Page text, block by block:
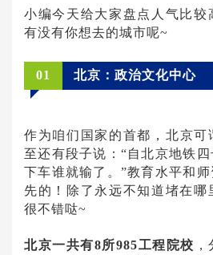
小编今天给大家盘点人气比较
有没有你想去的城市呢~
01 北京：政治文化中心
作为咱们国家的首都，北京可
至还有段子说：“自北京地铁
下车谁就输了。”教育水平和
先的！除了永远不知道堵在哪
很不错哒~
北京一共有8所985工程院校